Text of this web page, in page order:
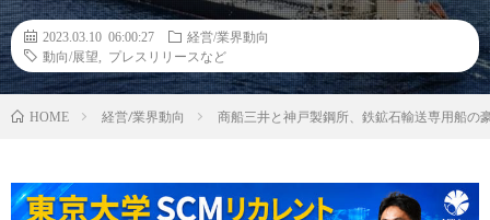
2023.03.10 06:00:27
経営/業界動向
動向/展望
プレスリリースなど
HOME 経営/業界動向 商船三井と神戸製鋼所、鉄鉱石輸送専用船の